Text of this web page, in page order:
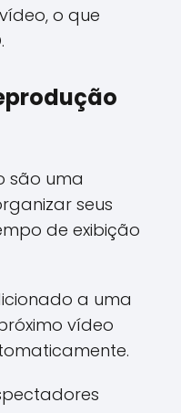
o que
são uma
seus
de exibição
a uma
vídeo